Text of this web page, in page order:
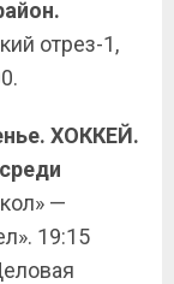
отрез-1,
ХОККЕЙ.
—
19:15